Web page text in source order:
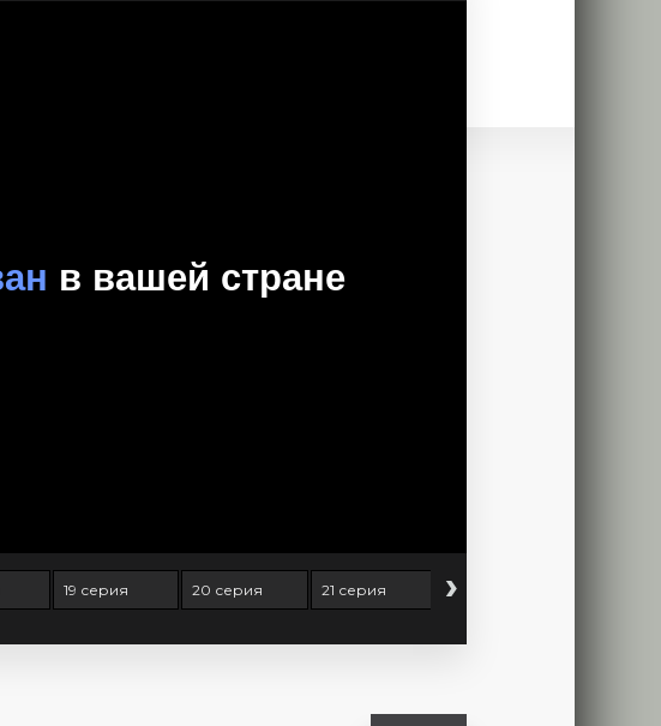
19 серия 20 серия 21 серия 22 серия
›